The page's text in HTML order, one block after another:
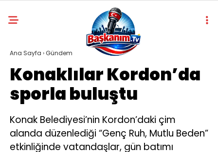
Ana Sayfa ›Gündem
Konaklılar Kordon’da
sporla buluştu
Konak Belediyesi’nin Kordon’daki çim
alanda düzenlediği “Genç Ruh, Mutlu Beden”
etkinliğinde vatandaşlar, gün batımı